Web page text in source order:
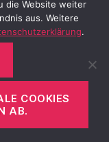
meistens
bin. Vier
bin, hatte
mir direkt mit
den Zeiger,
Platz fand.
Citigo und
auch
die Website weiter
aus. Weitere
.
COOKIES
AB.